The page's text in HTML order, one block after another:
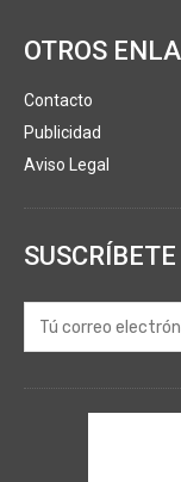
OTROS
Contacto
Publicidad
Aviso Legal